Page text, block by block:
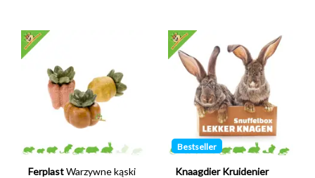
Ferplast Warzywne kąski
Bestseller
Knaagdier Kruidenier